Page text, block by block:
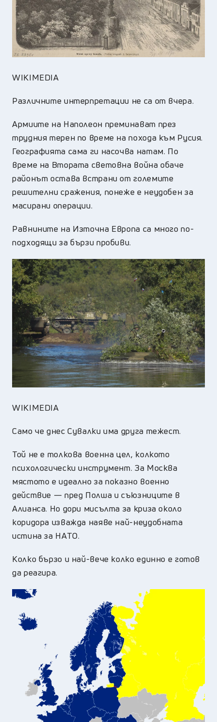
WIKIMEDIA
Различните интерпретации не са от вчера.
Армиите на Наполеон преминават през
трудния терен по време на похода към Русия.
Географията сама ги насочва натам. По
време на Втората световна война обаче
районът остава встрани от големите
решителни сражения, понеже е неудобен за
масирани операции.
Равнините на Източна Европа са много по-
подходящи за бързи пробиви.
WIKIMEDIA
Само че днес Сувалки има друга тежест.
Той не е толкова военна цел, колкото
психологически инструмент. За Москва
мястото е идеално за показно военно
действие — пред Полша и съюзниците в
Алианса. Но дори мисълта за криза около
коридора изважда наяве най-неудобната
истина за НАТО.
Колко бързо и най-вече колко единно е готов
да реагира.